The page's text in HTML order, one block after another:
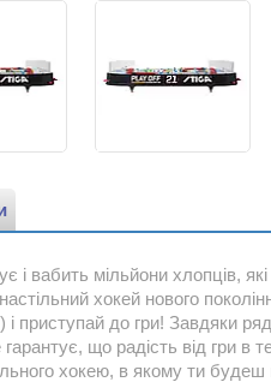
і вабить мільйони хлопців,
хокей нового
і приступай до гри! Завдяки
гарантує, що радість від
хокею, в якому ти